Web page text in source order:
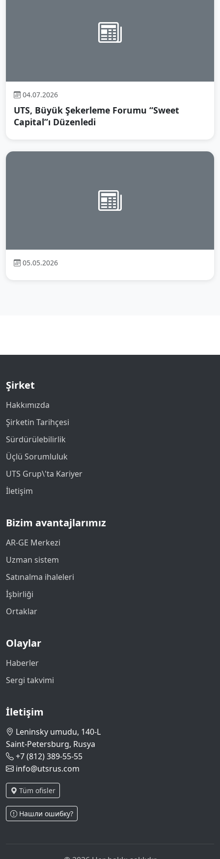
04.07.2026
UTS, Büyük Şekerleme Forumu “Sweet
Capital”ı Düzenledi
05.05.2026
Şirket
Hakkımızda
Şirketin Tarihçesi
Sürdürülebilirlik
Üçlü Sorumluluk
UTS Grup\'ta Kariyer
İletişim
Bizim avantajlarımız
AR-GE Merkezi
Uzman sistem
Satınalma ihaleleri
İşbirliği
Ortaklar
Olaylar
Haberler
Sergi takvimi
İletişim
Leninsky umudu, 140-L
Saint-Petersburg, Rusya
+7 (812) 389-55-55
info@utsrus.com
Tüm ofisler
Нашли ошибку?